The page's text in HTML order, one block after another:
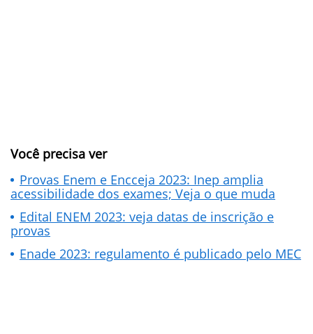
Você precisa ver
Provas Enem e Encceja 2023: Inep amplia
acessibilidade dos exames; Veja o que muda
Edital ENEM 2023: veja datas de inscrição e
provas
Enade 2023: regulamento é publicado pelo MEC